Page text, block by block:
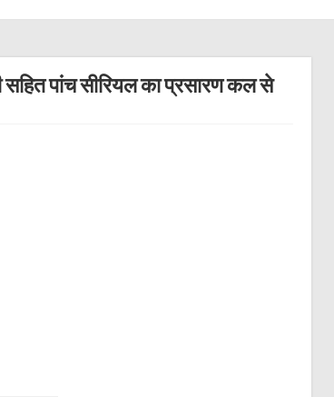
सहित पांच सीरियल का प्रसारण कल से